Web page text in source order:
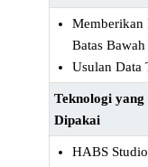
Memberikan
Batas
Usulan Data
Teknologi yang
Dipakai
HABS Studio